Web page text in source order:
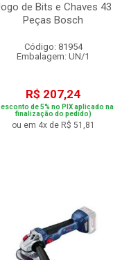
de Bits e Chaves 43
Peças Bosch
Código: 81954
Embalagem: UN/1
R$ 207,24
de 5% no PIX aplicado na
finalização do pedido)
ou em 4x de R$ 51,81